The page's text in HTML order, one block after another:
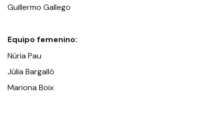
Guillermo Gallego
Equipo femenino:
Núria Pau
Júlia Bargalló
Mariona Boix